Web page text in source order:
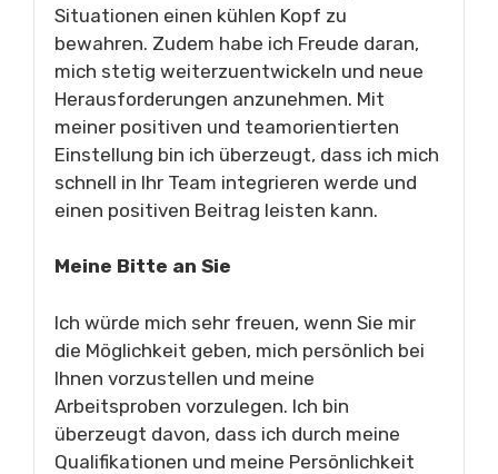
Situationen einen kühlen Kopf zu
bewahren. Zudem habe ich Freude daran,
mich stetig weiterzuentwickeln und neue
Herausforderungen anzunehmen. Mit
meiner positiven und teamorientierten
Einstellung bin ich überzeugt, dass ich mich
schnell in Ihr Team integrieren werde und
einen positiven Beitrag leisten kann.
Meine Bitte an Sie
Ich würde mich sehr freuen, wenn Sie mir
die Möglichkeit geben, mich persönlich bei
Ihnen vorzustellen und meine
Arbeitsproben vorzulegen. Ich bin
überzeugt davon, dass ich durch meine
Qualifikationen und meine Persönlichkeit